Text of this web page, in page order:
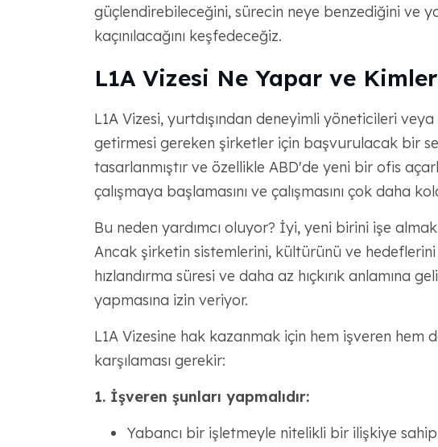
güçlendirebileceğini, sürecin neye benzediğini ve
kaçınılacağını keşfedeceğiz.
L1A Vizesi Ne Yapar ve
L1A Vizesi, yurtdışından deneyimli yöneticileri
getirmesi gereken şirketler için başvurulacak bir
tasarlanmıştır ve özellikle ABD'de yeni bir ofis
çalışmaya başlamasını ve çalışmasını çok daha
Bu neden yardımcı oluyor? İyi, yeni birini işe
Ancak şirketin sistemlerini, kültürünü ve
hızlandırma süresi ve daha az hıçkırık anlamına
yapmasına izin veriyor.
L1A Vizesine hak kazanmak için hem işveren hem
karşılaması gerekir:
1. İşveren şunları yapmalıdır:
Yabancı bir işletmeyle nitelikli bir ilişkiye